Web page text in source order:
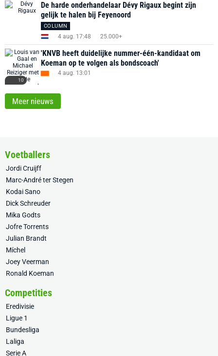
De harde onderhandelaar Dévy Rigaux begint zijn
gelijk te halen bij Feyenoord
COLUMN
4 aug. 17:48 25.000+
10
'KNVB heeft duidelijke nummer-één-kandidaat om
Koeman op te volgen als bondscoach'
4 aug. 13:01
Meer nieuws
Voetballers
Jordi Cruijff
Marc-André ter Stegen
Kodai Sano
Dick Schreuder
Mika Godts
Jofre Torrents
Julian Brandt
Míchel
Joey Veerman
Ronald Koeman
Competities
Eredivisie
Ligue 1
Bundesliga
Laliga
Serie A